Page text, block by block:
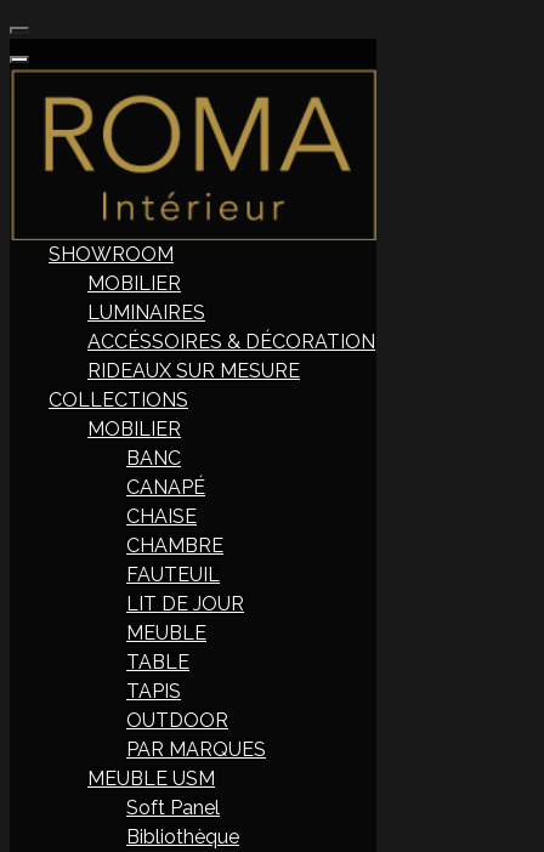
SHOWROOM
MOBILIER
LUMINAIRES
ACCÉSSOIRES & DÉCORATION
RIDEAUX SUR MESURE
COLLECTIONS
MOBILIER
BANC
CANAPÉ
CHAISE
CHAMBRE
FAUTEUIL
LIT DE JOUR
MEUBLE
TABLE
TAPIS
OUTDOOR
PAR MARQUES
MEUBLE USM
Soft Panel
Bibliothèque